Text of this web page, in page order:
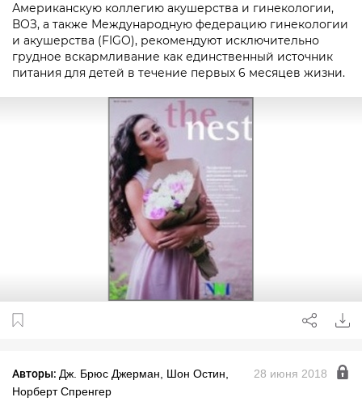
Американскую коллегию акушерства и гинекологии,
ВОЗ, а также Международную федерацию гинекологии
и акушерства (FIGO), рекомендуют исключительно
грудное вскармливание как единственный источник
питания для детей в течение первых 6 месяцев жизни.
Авторы: Дж. Брюс Джерман, Шон Остин,
Норберт Спренгер
28 июня 2018